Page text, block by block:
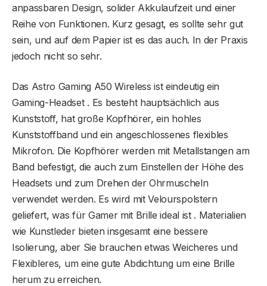
anpassbaren Design, solider Akkulaufzeit und einer
Reihe von Funktionen. Kurz gesagt, es sollte sehr gut
sein, und auf dem Papier ist es das auch. In der Praxis
jedoch nicht so sehr.
Das Astro Gaming A50 Wireless ist eindeutig ein
Gaming-Headset . Es besteht hauptsächlich aus
Kunststoff, hat große Kopfhörer, ein hohles
Kunststoffband und ein angeschlossenes flexibles
Mikrofon. Die Kopfhörer werden mit Metallstangen am
Band befestigt, die auch zum Einstellen der Höhe des
Headsets und zum Drehen der Ohrmuscheln
verwendet werden. Es wird mit Velourspolstern
geliefert, was für Gamer mit Brille ideal ist . Materialien
wie Kunstleder bieten insgesamt eine bessere
Isolierung, aber Sie brauchen etwas Weicheres und
Flexibleres, um eine gute Abdichtung um eine Brille
herum zu erreichen.